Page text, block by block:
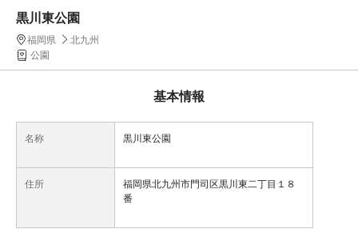
黒川東公園
福岡県
北九州
公園
基本情報
名称 黒川東公園
住所
福岡県北九州市門司区黒川東二丁目１８
番